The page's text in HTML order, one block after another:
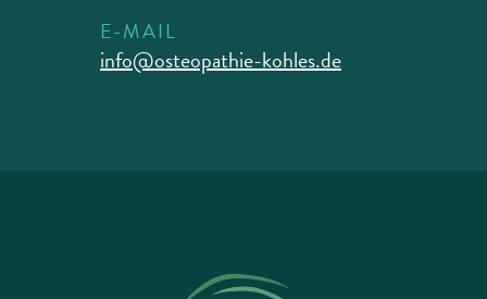
E-MAIL
info@osteopathie-kohles.de